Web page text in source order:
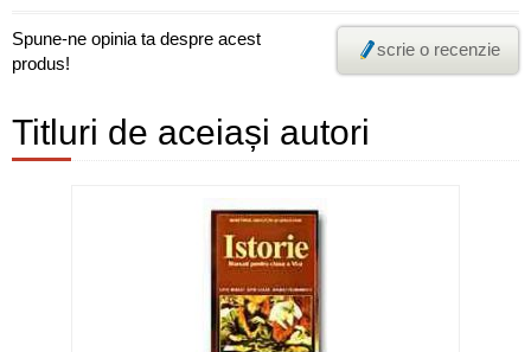
Spune-ne opinia ta despre acest
produs!
scrie o recenzie
Titluri de aceiași autori